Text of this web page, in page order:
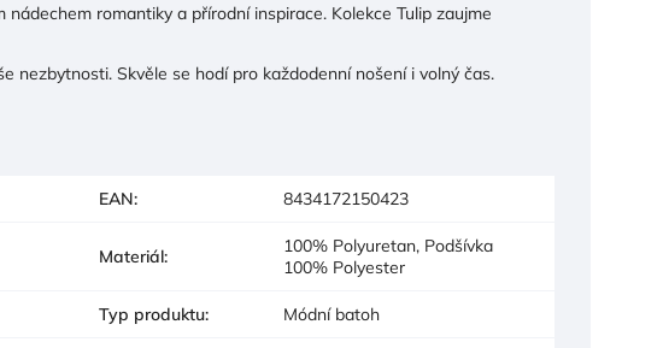
romantiky a přírodní inspirace. Kolekce Tulip zaujme
nezbytnosti. Skvěle se hodí pro každodenní nošení i volný čas.
EAN: 8434172150423
Materiál:
100% Polyuretan, Podšívka
100% Polyester
Typ produktu: Módní batoh